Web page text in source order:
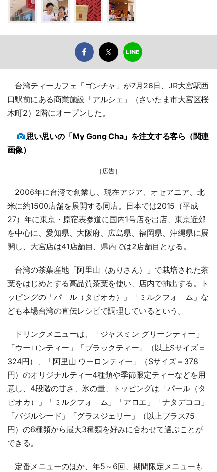
台湾ティーカフェ「ゴンチャ」が7月26日、JR大宮駅西
口駅前にある商業施設「アルシェ」（さいたま市大宮区桜
木町2）2階にオープンした。
思い思いの「My Gong Cha」を注文する客ら（関連
画像）
［広告］
2006年に台湾で創業し、現在アジア、オセアニア、北
米に約1500店舗を展開する同店。日本では2015（平成
27）年に東京・原宿表参道に国内1号店を出店、東京近郊
を中心に、愛知県、大阪府、広島県、福岡県、沖縄県に展
開し、大宮店は41店舗目、県内では2店舗目となる。
台湾の茶葉産地「阿里山（ありさん）」で栽培された茶
葉をはじめとする高品質茶葉を使い、店内で抽出する。ト
ッピングの「パール（タピオカ）」「ミルクフォーム」な
ども本場台湾の直伝レシピで調理しているという。
ドリンクメニューは、「ジャスミン グリーンティー」
「ウーロンティー」「ブラックティー」（以上Sサイズ＝
324円）、「阿里山 ウーロンティー」（Sサイズ＝378
円）のオリジナルティー4種類や季節限定ティーなどを用
意し、4段階の甘さ、氷の量、トッピングは「パール（タ
ピオカ）」「ミルクフォーム」「アロエ」「ナタデココ」
「バジルシード」「グラスジェリー」（以上プラス75
円）の6種類から最大3種類を好みに合わせて選ぶことが
できる。
定番メニューのほか、年5～6回、期間限定メニューも